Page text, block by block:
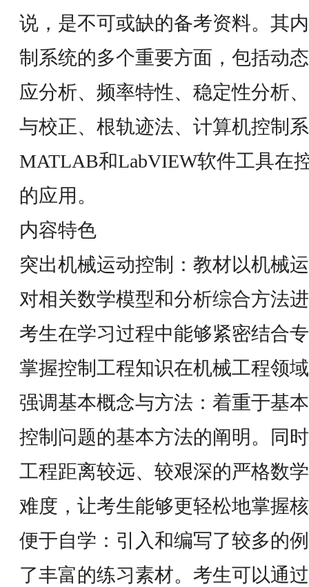
说，是不可或缺的备考资料。其
制系统的多个重要方面，包括动
应分析、频率特性、稳定性分析
与校正、根轨迹法、计算机控制
MATLAB和LabVIEW软件工具在
的应用。
内容特色
突出机械运动控制：教材以机械
对相关数学模型和分析综合方法
考生在学习过程中能够紧密结合
掌握控制工程知识在机械工程领
强调基本概念与方法：着重于基
控制问题的基本方法的阐明。同
工程距离较远、较艰深的严格数
难度，让考生能够更轻松地掌握
便于自学：引入和编写了较多的
了丰富的练习素材。考生可以通